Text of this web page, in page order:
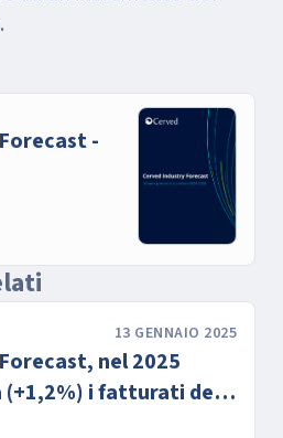
-
13 GENNAIO 2025
nel 2025
i fatturati delle